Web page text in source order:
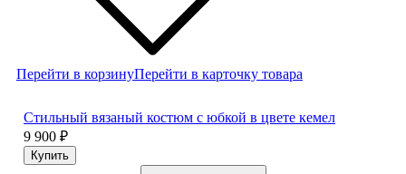
Перейти в корзинуПерейти в карточку товара
Стильный вязаный костюм с юбкой в цвете кемел
9 900 ₽